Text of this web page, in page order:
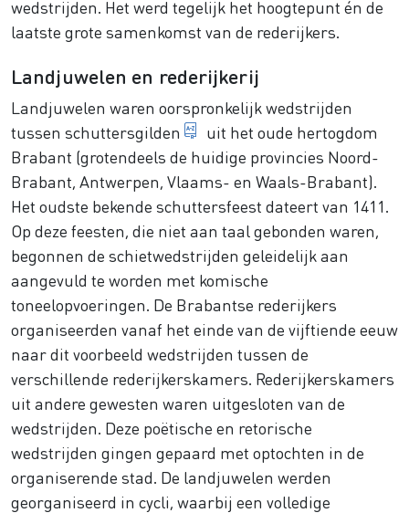
wedstrijden. Het werd tegelijk het hoogtepunt én de
laatste grote samenkomst van de rederijkers.
Landjuwelen en rederijkerij
Landjuwelen waren oorspronkelijk wedstrijden
tussen schuttersgilden genootschappen van
uit het oude hertogdom
Brabant (grotendeels de huidige provincies Noord-
Brabant, Antwerpen, Vlaams- en Waals-Brabant).
Het oudste bekende schuttersfeest dateert van 1411.
Op deze feesten, die niet aan taal gebonden waren,
begonnen de schietwedstrijden geleidelijk aan
aangevuld te worden met komische
toneelopvoeringen. De Brabantse rederijkers
organiseerden vanaf het einde van de vijftiende eeuw
naar dit voorbeeld wedstrijden tussen de
verschillende rederijkerskamers. Rederijkerskamers
uit andere gewesten waren uitgesloten van de
wedstrijden. Deze poëtische en retorische
wedstrijden gingen gepaard met optochten in de
organiserende stad. De landjuwelen werden
georganiseerd in cycli, waarbij een volledige